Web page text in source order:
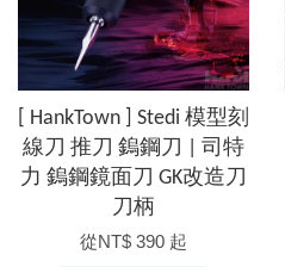
[ HankTown ] Stedi 模型刻
線刀 推刀 鎢鋼刀 | 司特
力 鎢鋼鏡面刀 GK改造刀
刀柄
從NT$ 390 起